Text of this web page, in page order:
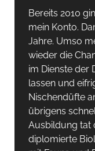
Bereits 2010
mein Konto.
Jahre. Umso
wieder die
im Dienste der
lassen und
Nischendüfte
übrigens
Ausbildung tat
diplomierte